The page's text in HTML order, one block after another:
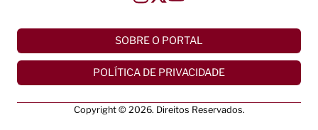
SOBRE O PORTAL
POLÍTICA DE PRIVACIDADE
Copyright © 2026. Direitos Reservados.